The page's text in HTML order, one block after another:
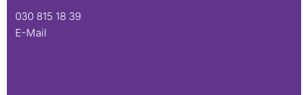
030 815 18 39
E-Mail